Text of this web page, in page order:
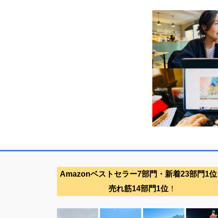
Amazonベストセラー7部門・新着23部門1
売れ筋14部門1位！